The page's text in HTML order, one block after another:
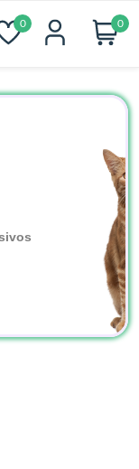
0 0